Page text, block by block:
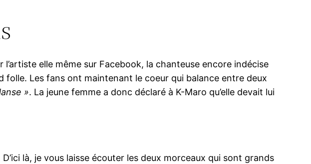
l’artiste elle même sur Facebook, la chanteuse encore indécise
folle. Les fans ont maintenant le coeur qui balance entre deux
». La jeune femme a donc déclaré à K-Maro qu’elle devait lui
là, je vous laisse écouter les deux morceaux qui sont grands